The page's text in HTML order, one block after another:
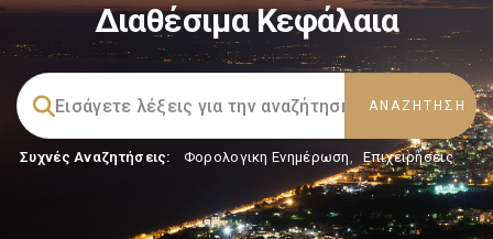
Διαθέσιμα Κεφάλαια
Συχνές Αναζητήσεις: Φορολογικη Ενημέρωση, Επιχειρήσεις